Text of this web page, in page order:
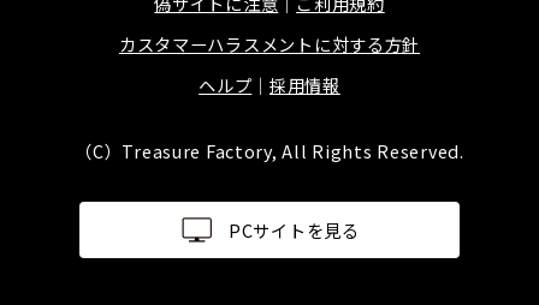
カスタマーハラスメントに対する方針
ヘルプ
採用情報
（C）Treasure Factory, All Rights Reserved.
PCサイトを見る